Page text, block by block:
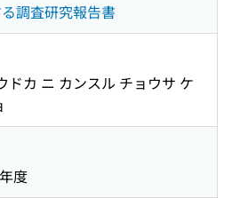
調査研究報告書
ドカ ニ カンスル チョウサ ケ
度